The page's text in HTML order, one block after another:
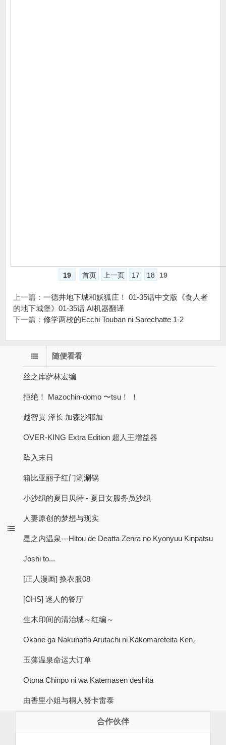
19 首页 上一页 17 18 19
上一篇： 一德井地下城和妖狐庄！ 01-35话中文版《食人者
的地下城堡》01-35话 AI机器翻译
下一篇： 修学两校的Ecchi Touban ni Sarechatte 1-2
随便看看
丝之库萨林宏编
拒绝！ Mazochin-domo 〜tsu！ ！
越智贯 泽长 加森沙耶加
OVER-KING Extra Edition 超人王增益器
坠入末日
箱比亚丽子红门涮涮锅
小沙织的夏日贝特 - 夏日女服务员沙织
人妻原创的梦想与现实
星之内温泉---Hitou de Deatta Zenra no Kyonyuu Kinpatsu
Joshi to...
[正人漫画] 换衣服08
[CHS] 迷人的餐厅
生木印间的清治城～红编～
Okane ga Nakunatta Arutachi ni Kakomareteita Ken。
玉藻温泉命运大订单
Otona Chinpo ni wa Katemasen deshita
由香里小姐与桐人努卡雷泰
合作伙伴